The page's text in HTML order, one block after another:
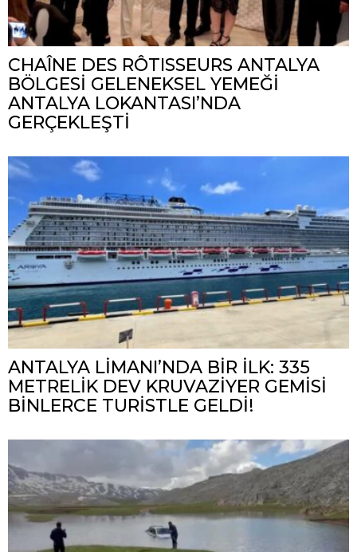
CHAÎNE DES RÔTISSEURS ANTALYA
BÖLGESİ GELENEKSEL YEMEĞİ
ANTALYA LOKANTASI’NDA
GERÇEKLEŞTİ
ANTALYA LİMANI’NDA BİR İLK: 335
METRELİK DEV KRUVAZİYER GEMİSİ
BİNLERCE TURİSTLE GELDİ!